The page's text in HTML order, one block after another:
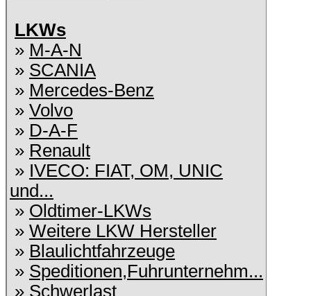
LKWs
» M-A-N
» SCANIA
» Mercedes-Benz
» Volvo
» D-A-F
» Renault
» IVECO: FIAT, OM, UNIC
und...
» Oldtimer-LKWs
» Weitere LKW Hersteller
» Blaulichtfahrzeuge
» Speditionen,Fuhrunternehm...
» Schwerlast